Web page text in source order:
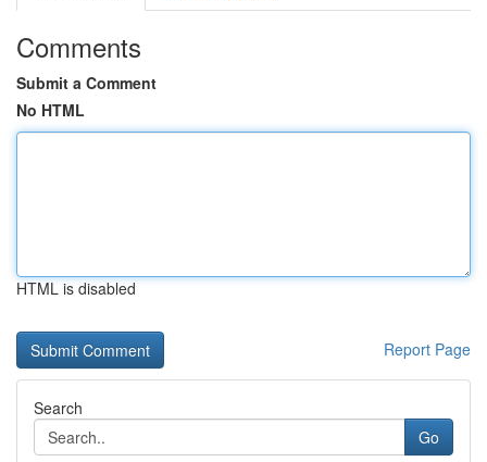
Comments
Submit a Comment
No HTML
HTML is disabled
Report Page
Search
Go